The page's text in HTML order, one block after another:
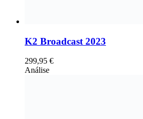
K2 Broadcast 2023
299,95 €
Análise